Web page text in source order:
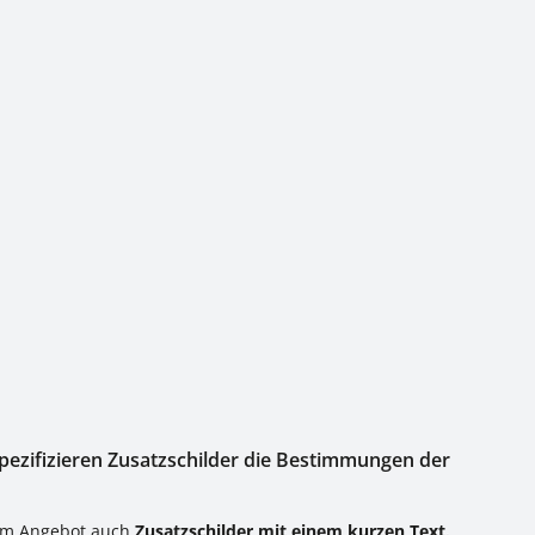
Zusatzschilder die Bestimmungen der
Angebot auch Zusatzschilder mit einem kurzen Text,